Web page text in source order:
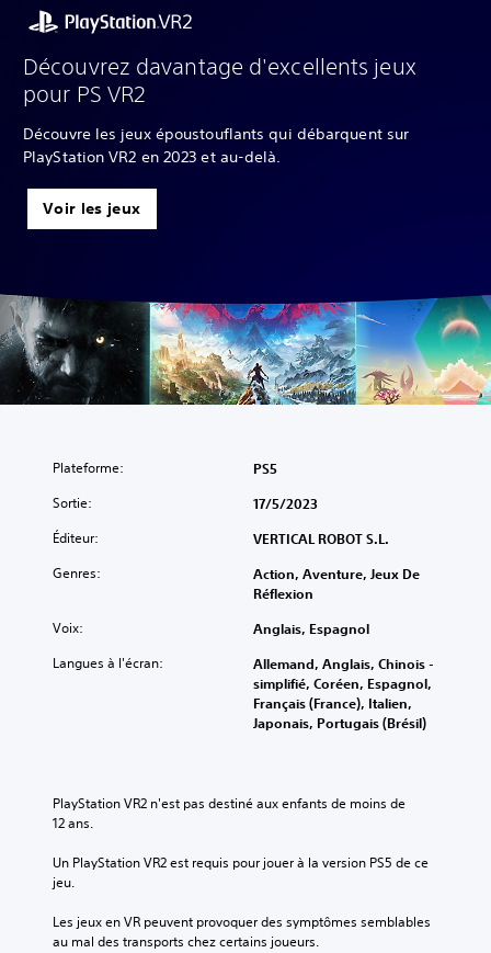
Découvrez davantage d'excellents jeux
pour PS VR2
Découvre les jeux époustouflants qui débarquent sur
PlayStation VR2 en 2023 et au-delà.
Voir les jeux
Plateforme: PS5
Sortie: 17/5/2023
Éditeur: VERTICAL ROBOT S.L.
Genres:
Action, Aventure, Jeux De
Réflexion
Voix: Anglais, Espagnol
Langues à l'écran:
Allemand, Anglais, Chinois -
simplifié, Coréen, Espagnol,
Français (France), Italien,
Japonais, Portugais (Brésil)
PlayStation VR2 n'est pas destiné aux enfants de moins de
12 ans.
Un PlayStation VR2 est requis pour jouer à la version PS5 de ce
jeu.
Les jeux en VR peuvent provoquer des symptômes semblables
au mal des transports chez certains joueurs.